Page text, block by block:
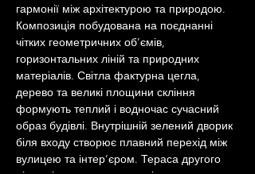
гармонії між архітектурою та природою.
Композиція побудована на поєднанні
чітких геометричних об’ємів,
горизонтальних ліній та природних
матеріалів. Світла фактурна цегла,
дерево та великі площини скління
формують теплий і водночас сучасний
образ будівлі. Внутрішній зелений дворик
біля входу створює плавний перехід між
вулицею та інтер’єром. Тераса другого